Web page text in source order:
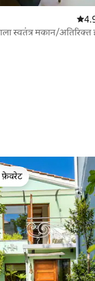
औसत
स्वतंत्र मकान/अतिरिक्त
फ़ेवरेट
फ़ेवरेट